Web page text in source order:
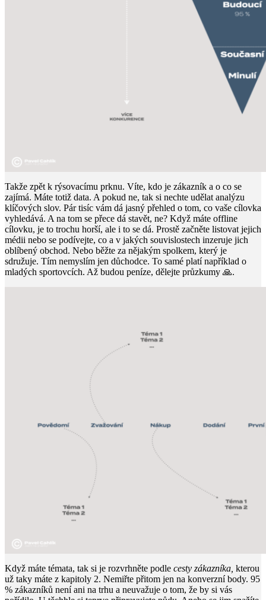
Takže zpět k rýsovacímu prknu. Víte, kdo je zákazník a o co se
zajímá. Máte totiž data. A pokud ne, tak si nechte udělat analýzu
klíčových slov. Pár tisíc vám dá jasný přehled o tom, co vaše cílovka
vyhledává. A na tom se přece dá stavět, ne? Když máte offline
cílovku, je to trochu horší, ale i to se dá. Prostě začněte listovat jejich
médii nebo se podívejte, co a v jakých souvislostech inzeruje jich
oblíbený obchod. Nebo běžte za nějakým spolkem, který je
sdružuje. Tím nemyslím jen důchodce. To samé platí například o
mladých sportovcích. Až budou peníze, dělejte průzkumy 🙏.
Když máte témata, tak si je rozvrhněte podle cesty zákazníka, kterou
už taky máte z kapitoly 2. Nemiřte přitom jen na konverzní body. 95
% zákazníků není ani na trhu a neuvažuje o tom, že by si vás